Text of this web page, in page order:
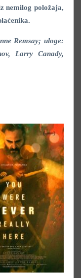
nemilog položaja,
Remsay; uloge:
Larry Canady,